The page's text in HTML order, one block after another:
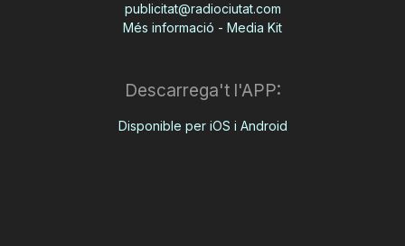
publicitat@radiociutat.com
Més informació - Media Kit
Descarrega't l'APP:
Disponible per iOS i Android